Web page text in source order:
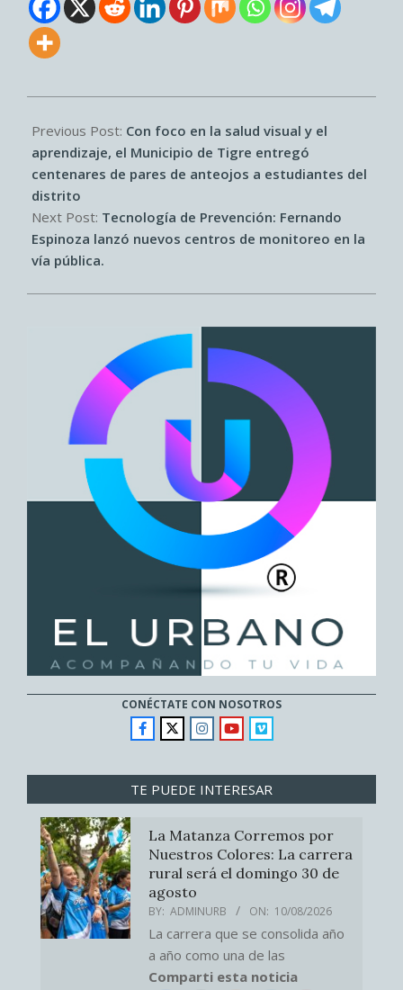
06-
04
Previous Post: Con foco en la salud visual y el
aprendizaje, el Municipio de Tigre entregó
centenares de pares de anteojos a estudiantes del
distrito
Next Post: Tecnología de Prevención: Fernando
Espinoza lanzó nuevos centros de monitoreo en la
vía pública.
CONÉCTATE CON NOSOTROS
TE PUEDE INTERESAR
La Matanza Corremos por
Nuestros Colores: La carrera
rural será el domingo 30 de
agosto
BY: ADMINURB ON: 10/08/2026
La carrera que se consolida año
a año como una de las
Comparti esta noticia